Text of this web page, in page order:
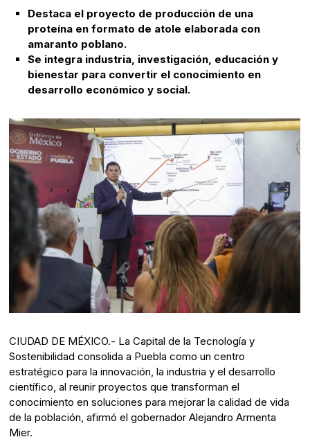
Destaca el proyecto de producción de una
proteína en formato de atole elaborada con
amaranto poblano.
Se integra industria, investigación, educación y
bienestar para convertir el conocimiento en
desarrollo económico y social.
CIUDAD DE MÉXICO.- La Capital de la Tecnología y
Sostenibilidad consolida a Puebla como un centro
estratégico para la innovación, la industria y el desarrollo
científico, al reunir proyectos que transforman el
conocimiento en soluciones para mejorar la calidad de vida
de la población, afirmó el gobernador Alejandro Armenta
Mier.